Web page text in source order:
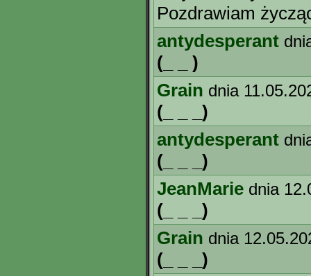
Pozdrawiam
antydesperant
(_ _ )
Grain dnia
(_ _ _)
antydesperant
(_ _ _)
JeanMarie dnia
(_ _ _)
Grain dnia
(_ _ _)